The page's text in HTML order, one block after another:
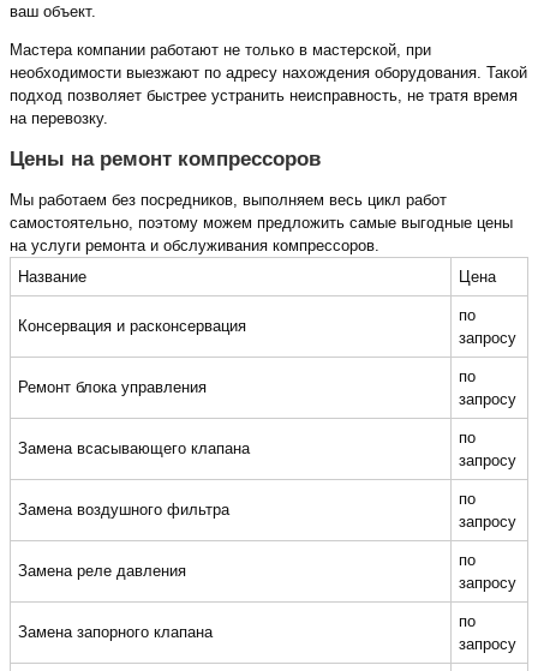
ваш объект.
Мастера компании работают не только в мастерской, при
необходимости выезжают по адресу нахождения оборудования. Такой
подход позволяет быстрее устранить неисправность, не тратя время
на перевозку.
Цены на ремонт компрессоров
Мы работаем без посредников, выполняем весь цикл работ
самостоятельно, поэтому можем предложить самые выгодные цены
на услуги ремонта и обслуживания компрессоров.
Название
Цена
Консервация и расконсервация
по
запросу
Ремонт блока управления
по
запросу
Замена всасывающего клапана
по
запросу
Замена воздушного фильтра
по
запросу
Замена реле давления
по
запросу
Замена запорного клапана
по
запросу